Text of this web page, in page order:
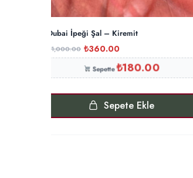
Dubai İpeği Şal – Kiremit
1,000.00 ₺360.00
Sepette₺180.00
Sepete Ekle